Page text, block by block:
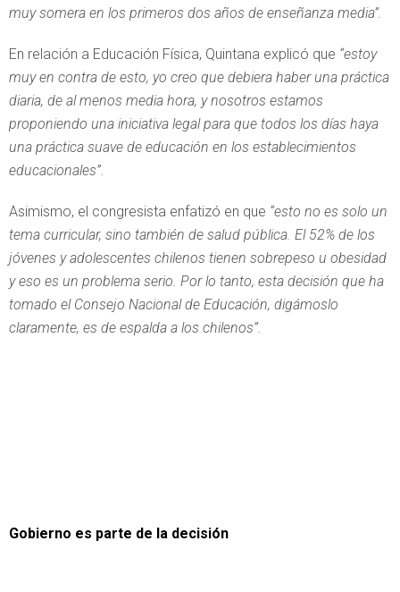
muy somera en los primeros dos años de enseñanza media”.
En relación a Educación Física, Quintana explicó que “estoy
muy en contra de esto, yo creo que debiera haber una práctica
diaria, de al menos media hora, y nosotros estamos
proponiendo una iniciativa legal para que todos los días haya
una práctica suave de educación en los establecimientos
educacionales”.
Asimismo, el congresista enfatizó en que “esto no es solo un
tema curricular, sino también de salud pública. El 52% de los
jóvenes y adolescentes chilenos tienen sobrepeso u obesidad
y eso es un problema serio. Por lo tanto, esta decisión que ha
tomado el Consejo Nacional de Educación, digámoslo
claramente, es de espalda a los chilenos”.
Gobierno es parte de la decisión